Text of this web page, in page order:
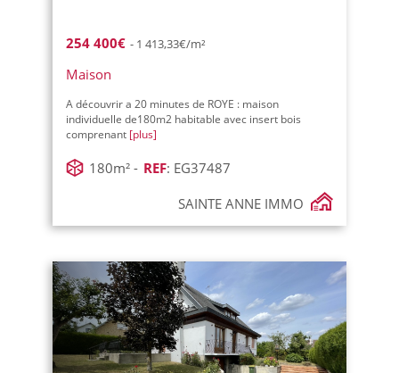
254 400€ - 1 413,33€/m²
Maison
A découvrir a 20 minutes de ROYE : maison
individuelle de180m2 habitable avec insert bois
comprenant [plus]
180m² - REF: EG37487
SAINTE ANNE IMMO